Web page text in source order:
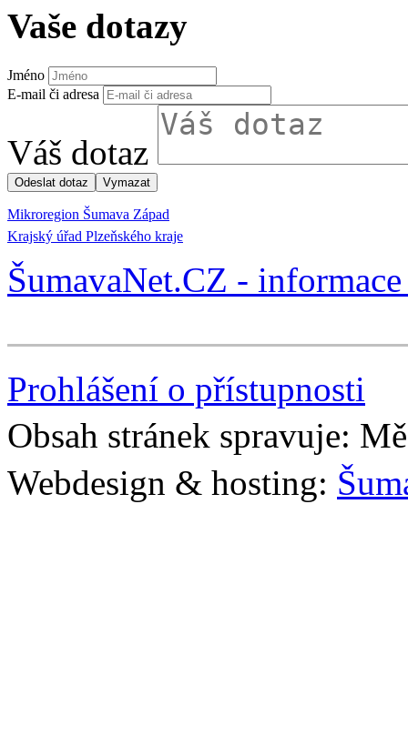
Vaše dotazy
Jméno
E-mail či adresa
Váš dotaz
Mikroregion Šumava Západ
Krajský úřad Plzeňského kraje
ŠumavaNet.CZ -
Prohlášení o přístupnosti
Obsah stránek spravuje:
Webdesign & hosting: